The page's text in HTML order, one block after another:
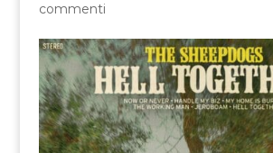
commenti